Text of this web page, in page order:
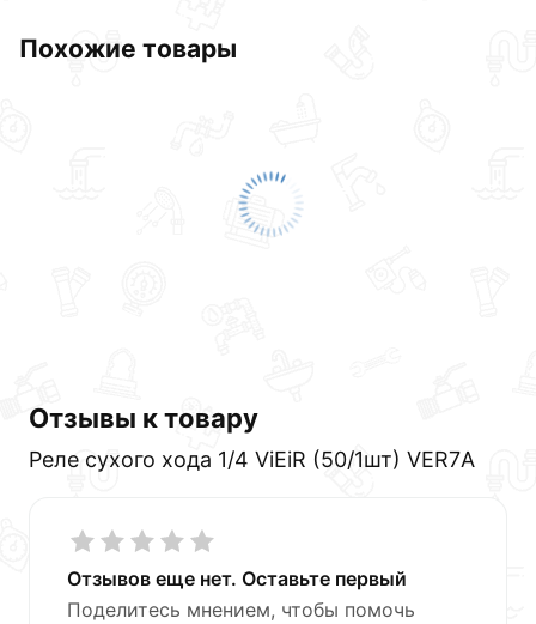
Похожие товары
Отзывы к товару
Реле сухого хода 1/4 ViEiR (50/1шт) VER7А
Отзывов еще нет. Оставьте первый
Поделитесь мнением, чтобы помочь